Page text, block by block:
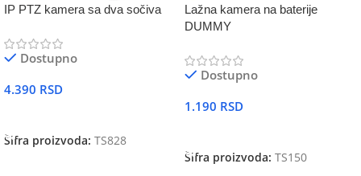
IP PTZ kamera sa dva sočiva
Dostupno
4.390 RSD
Šifra proizvoda: TS828
Lažna kamera na baterije
DUMMY
Dostupno
1.190 RSD
Šifra proizvoda: TS150